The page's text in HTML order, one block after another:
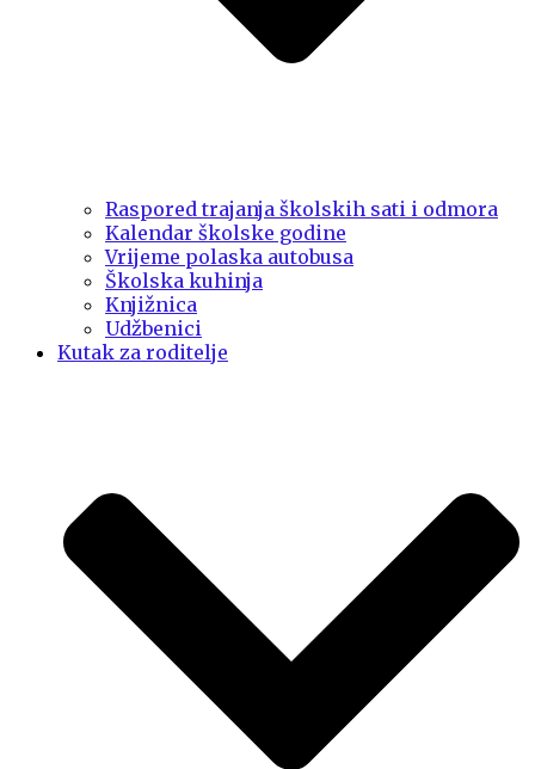
Raspored trajanja školskih sati i odmora
Kalendar školske godine
Vrijeme polaska autobusa
Školska kuhinja
Knjižnica
Udžbenici
Kutak za roditelje